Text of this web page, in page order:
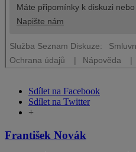
Sdílet na Facebook
Sdílet na Twitter
+
František Novák